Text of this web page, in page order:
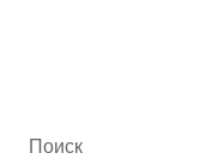
Поиск